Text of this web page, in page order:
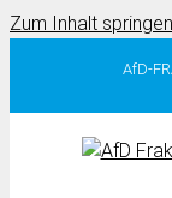
Zum Inhalt springen
AfD-